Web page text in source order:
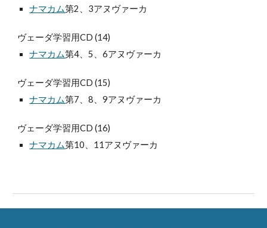
ナマカム第2、3アヌヴァーカ
ヴェーダ学習用CD (14)
ナマカム第4、5、6アヌヴァーカ
ヴェーダ学習用CD (15)
ナマカム第7、8、9アヌヴァーカ
ヴェーダ学習用CD (16)
ナマカム第10、11アヌヴァーカ